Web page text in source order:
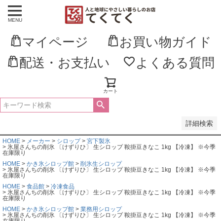
MENU
マイページ
お買い物ガイド
配送・お支払い
よくある質問
カート
詳細検索
新着順
登録順
価格が高い順
優先度順
HOME メーカー シロップ
宮下製氷
氷屋さんちの削氷 〔けずりひ〕 生シロップ 鞍掛豆きなこ 1kg 【冷凍】 ※今季
在庫限り
HOME
かき氷シロップ館
削氷生シロップ
氷屋さんちの削氷 〔けずりひ〕 生シロップ 鞍掛豆きなこ 1kg 【冷凍】 ※今季
在庫限り
HOME
食品館
冷凍食品
氷屋さんちの削氷 〔けずりひ〕 生シロップ 鞍掛豆きなこ 1kg 【冷凍】 ※今季
在庫限り
HOME
かき氷シロップ館
業務用シロップ
氷屋さんちの削氷 〔けずりひ〕 生シロップ 鞍掛豆きなこ 1kg 【冷凍】 ※今季